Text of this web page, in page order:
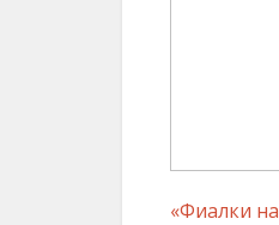
«Фиалки на